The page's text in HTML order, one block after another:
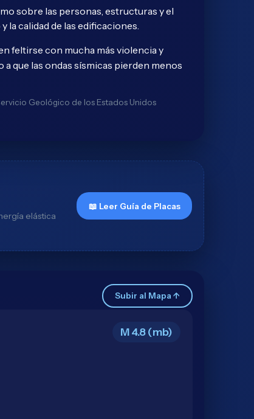
sobre las personas, estructuras y el
calidad de las edificaciones.
feltirse con mucha más violencia y
que las ondas sísmicas pierden menos
Geológico de los Estados Unidos
elástica
📖 Leer Guía de Placas
Subir al Mapa ↑
M 4.8 (mb)